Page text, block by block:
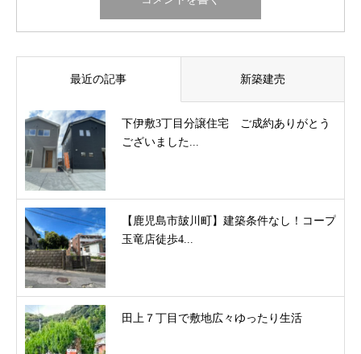
最近の記事 新築建売
下伊敷3丁目分譲住宅 ご成約ありがとう
ございました...
【鹿児島市皷川町】建築条件なし！コープ
玉竜店徒歩4...
田上７丁目で敷地広々ゆったり生活